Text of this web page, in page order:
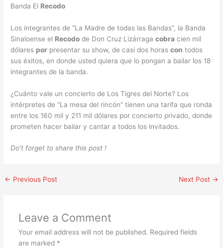
Banda El Recodo
Los integrantes de “La Madre de todas las Bandas”, la Banda
Sinaloense el Recodo de Don Cruz Lizárragacobra cien mil
dólares por presentar su show, de casi dos horascon todos
sus éxitos, en donde usted quiera que lo pongan a bailar los 18
integrantes de la banda.
¿Cuánto vale un concierto de Los Tigres del Norte? Los
intérpretes de “La mesa del rincón” tienen una tarifa que ronda
entre los 160 mil y 211 mil dólares por concierto privado, donde
prometen hacer bailar y cantar a todos los invitados.
Do’t forget to share this post !
← Previous Post Next Post →
Leave a Comment
Your email address will not be published. Required fields
are marked *